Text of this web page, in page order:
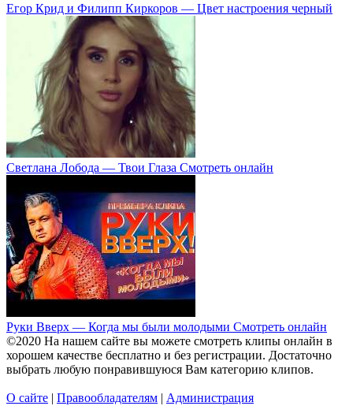
Егор Крид и Филипп Киркоров — Цвет настроения черный
Светлана Лобода — Твои Глаза Смотреть онлайн
Руки Вверх — Когда мы были молодыми Смотреть онлайн
©2020 На нашем сайте вы можете смотреть клипы онлайн в
хорошем качестве бесплатно и без регистрации. Достаточно
выбрать любую понравившуюся Вам категорию клипов.
О сайте | Правообладателям | Администрация